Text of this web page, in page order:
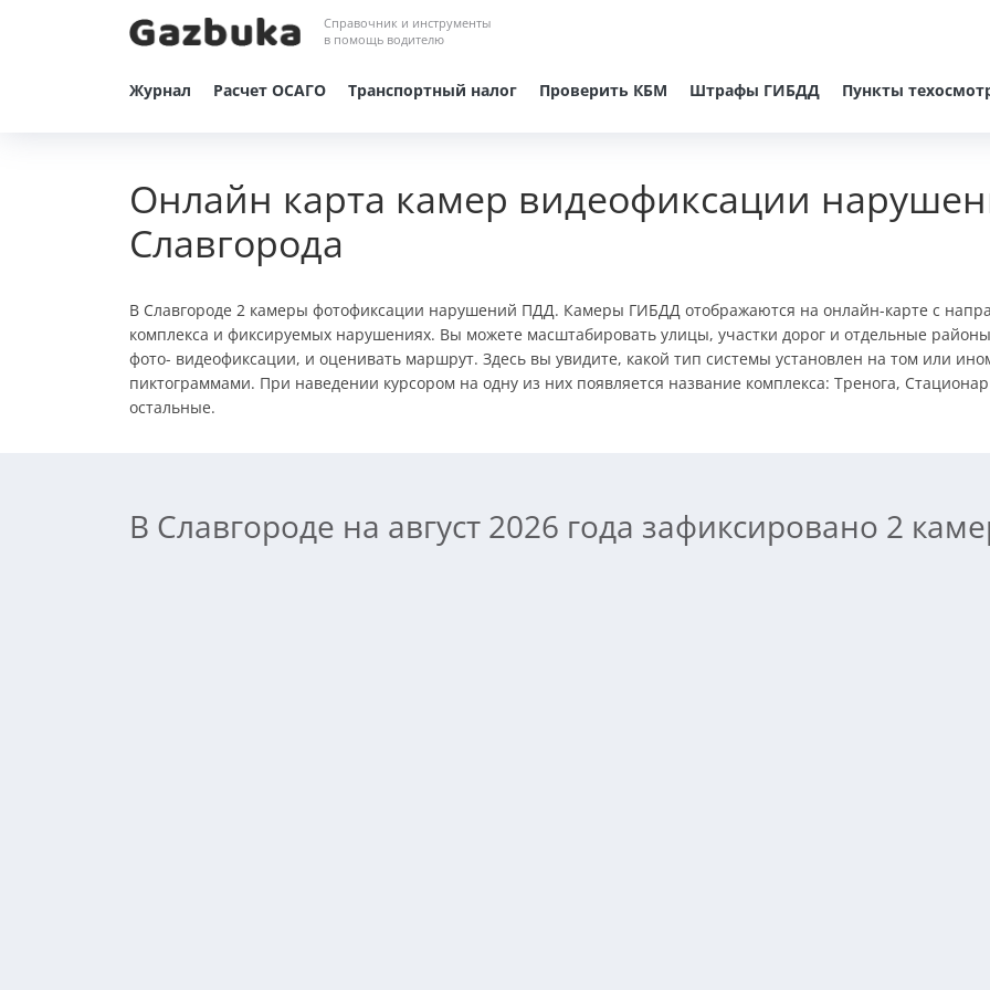
Справочник и инструменты
в помощь водителю
Журнал Расчет ОСАГО Транспортный налог Проверить КБМ Штрафы ГИБДД Пункты
Онлайн карта камер видеофиксации
Славгорода
В Славгороде 2 камеры фотофиксации нарушений ПДД. Камеры ГИБДД отображаются на онлайн-карте c
комплекса и фиксируемых нарушениях. Вы можете масштабировать улицы, участки дорог и отдельные
фото- видеофиксации, и оценивать маршрут. Здесь вы увидите, какой тип системы установлен на том или
пиктограммами. При наведении курсором на одну из них появляется название комплекса: Тренога,
остальные.
В Славгороде на август 2026 года зафиксировано 2